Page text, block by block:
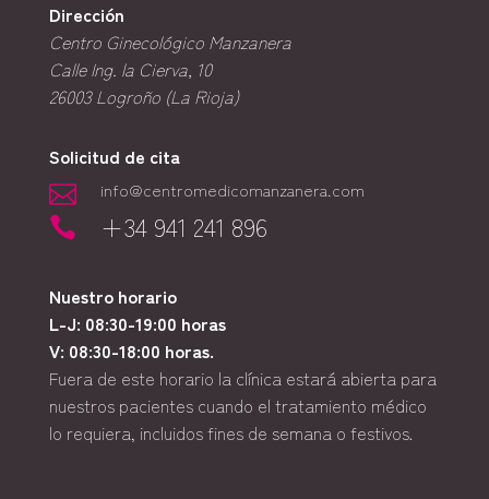
Dirección
Centro Ginecológico Manzanera
Calle Ing. la Cierva, 10
26003Logroño (La Rioja)
Solicitud de cita
 info@centromedicomanzanera.com
 +34 941 241 896
Nuestro horario
L-J: 08:30-19:00 horas
V: 08:30-18:00 horas.
Fuera de este horario la clínica estará abierta para
nuestros pacientes cuando el tratamiento médico
lo requiera, incluidos fines de semana o festivos.